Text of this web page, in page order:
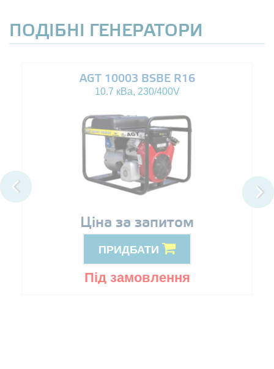
ПОДІБНІ ГЕНЕРАТОРИ
AGT 10003 BSBE R16
10.7 кВа, 230/400V
Ціна за запитом
ПРИДБАТИ
Під замовлення